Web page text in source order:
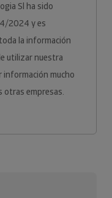
Sl ha sido
2024 y es
la información
utilizar nuestra
información mucho
otras empresas.